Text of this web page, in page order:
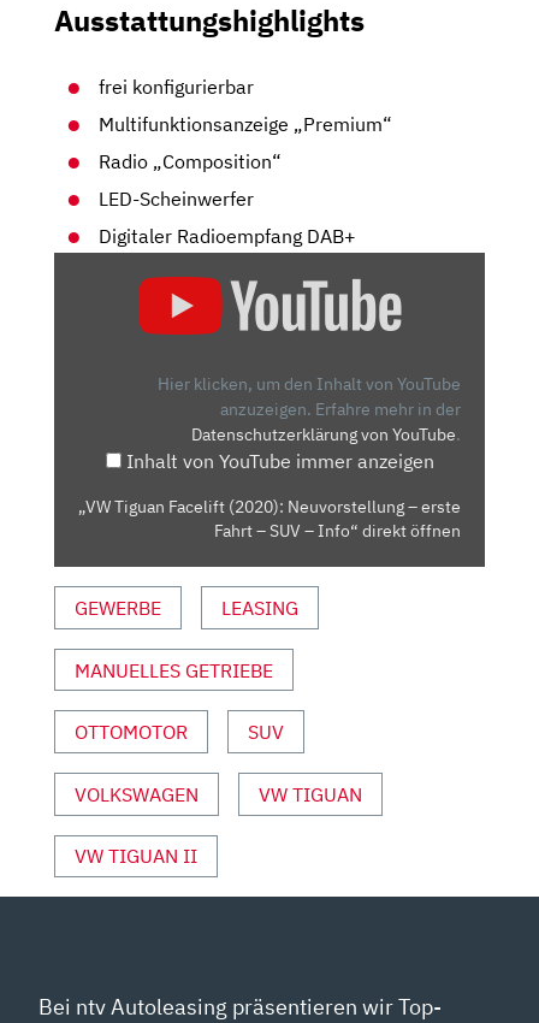
Ausstattungshighlights
frei konfigurierbar
Multifunktionsanzeige „Premium“
Radio „Composition“
LED-Scheinwerfer
Digitaler Radioempfang DAB+
NEUVORSTELLUNG
FAHRT
INFO“
VON
ANZEIGEN
Hier klicken, um den Inhalt von YouTube
anzuzeigen. Erfahre mehr in der
Datenschutzerklärung von YouTube.
Inhalt von YouTube immer anzeigen
„VW Tiguan Facelift (2020): Neuvorstellung – erste
Fahrt – SUV – Info“ direkt öffnen
GEWERBE LEASING
MANUELLES GETRIEBE
OTTOMOTOR SUV
VOLKSWAGEN VW TIGUAN
VW TIGUAN II
Bei ntv Autoleasing präsentieren wir Top-